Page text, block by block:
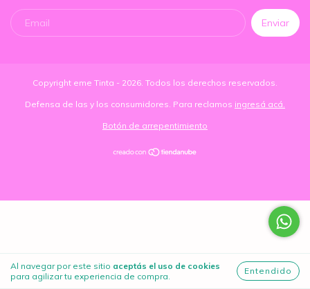
Al navegar por este sitio aceptás el uso de cookies
para agilizar tu experiencia de compra.
Entendido
Copyright eme Tinta - 2026. Todos los derechos reservados.
Defensa de las y los consumidores. Para reclamos ingresá acá.
Botón de arrepentimiento